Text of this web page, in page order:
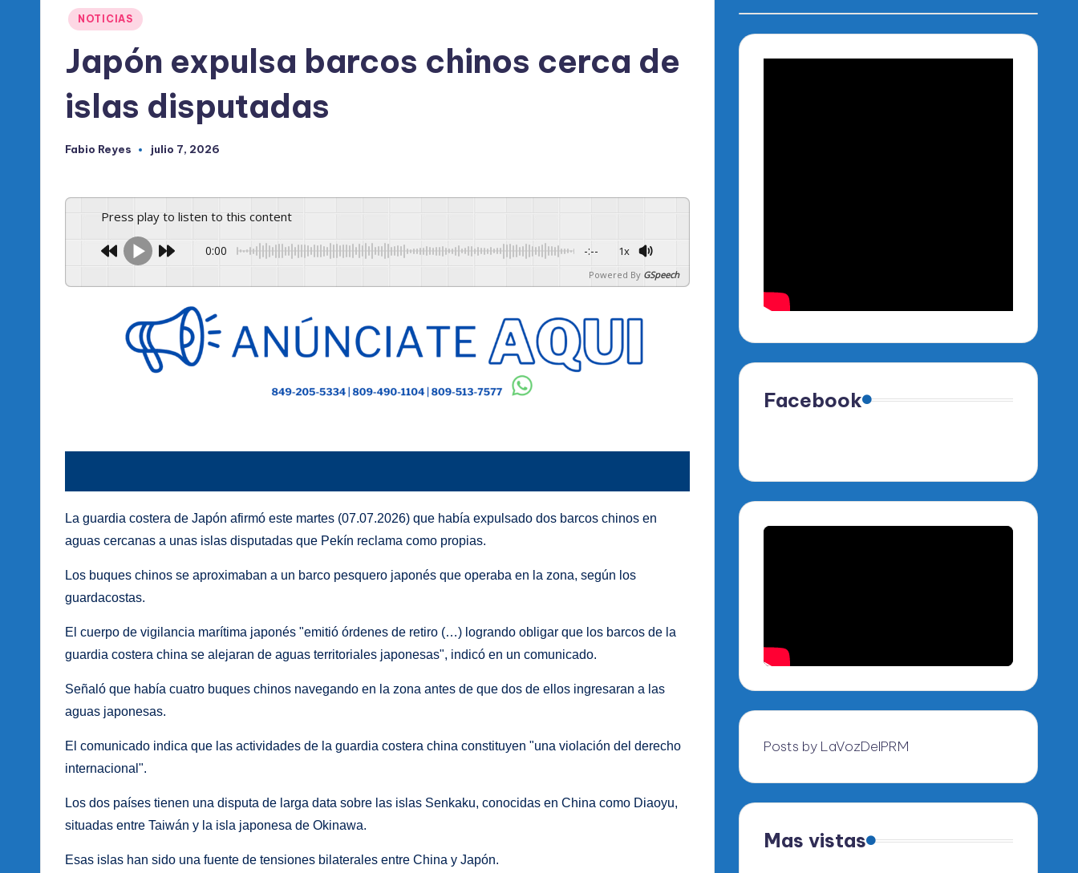
M
Publicado
NOTICIAS
Japón expulsa barcos chinos cerca de
islas disputadas
Publicado
Fabio Reyes julio 7, 2026
Press play to listen to this content
0:00 -:-- 1x
Powered By GSpeech
La guardia costera de Japón afirmó este martes (07.07.2026) que había expulsado dos barcos chinos en
aguas cercanas a unas islas disputadas que Pekín reclama como propias.
Los buques chinos se aproximaban a un barco pesquero japonés que operaba en la zona, según los
guardacostas.
El cuerpo de vigilancia marítima japonés "emitió órdenes de retiro (…) logrando obligar que los barcos de la
guardia costera china se alejaran de aguas territoriales japonesas", indicó en un comunicado.
Señaló que había cuatro buques chinos navegando en la zona antes de que dos de ellos ingresaran a las
aguas japonesas.
El comunicado indica que las actividades de la guardia costera china constituyen "una violación del derecho
internacional".
Los dos países tienen una disputa de larga data sobre las islas Senkaku, conocidas en China como Diaoyu,
situadas entre Taiwán y la isla japonesa de Okinawa.
Esas islas han sido una fuente de tensiones bilaterales entre China y Japón.
Facebook
Posts by LaVozDelPRM
Mas vistas